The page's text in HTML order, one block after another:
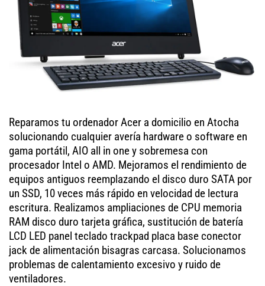
Reparamos tu ordenador Acer a domicilio en Atocha
solucionando cualquier avería hardware o software en
gama portátil, AIO all in one y sobremesa con
procesador Intel o AMD. Mejoramos el rendimiento de
equipos antiguos reemplazando el disco duro SATA por
un SSD, 10 veces más rápido en velocidad de lectura
escritura. Realizamos ampliaciones de CPU memoria
RAM disco duro tarjeta gráfica, sustitución de batería
LCD LED panel teclado trackpad placa base conector
jack de alimentación bisagras carcasa. Solucionamos
problemas de calentamiento excesivo y ruido de
ventiladores.